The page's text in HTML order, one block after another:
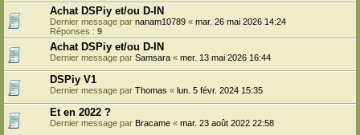
Achat DSPiy et/ou D-IN
Dernier message par nanam10789 « mar. 26 mai 2026 14:24
Réponses : 9
Achat DSPiy et/ou D-IN
Dernier message par Samsara « mer. 13 mai 2026 16:44
DSPiy V1
Dernier message par Thomas « lun. 5 févr. 2024 15:35
Et en 2022 ?
Dernier message par Bracame « mar. 23 août 2022 22:58